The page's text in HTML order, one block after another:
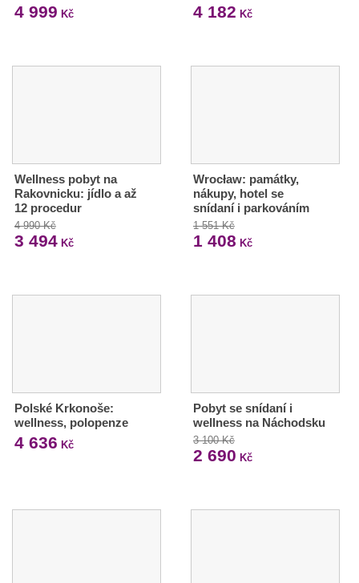
4 999 Kč 4 182 Kč
Wellness pobyt na
Rakovnicku: jídlo a až
12 procedur
4 990 Kč
3 494 Kč
Wrocław: památky,
nákupy, hotel se
snídaní i parkováním
1 551 Kč
1 408 Kč
Polské Krkonoše:
wellness, polopenze
4 636 Kč
Pobyt se snídaní i
wellness na Náchodsku
3 100 Kč
2 690 Kč